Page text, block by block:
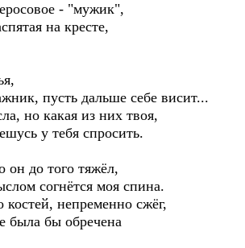
- "мужик",
на кресте,
пусть дальше себе висит...
но какая из них твоя,
у тебя спросить.
он до того тяжёл,
согнётся моя спина.
непременно сжёг,
была бы обречена